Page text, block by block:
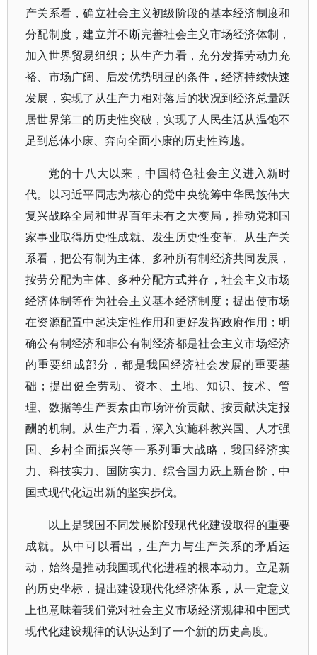
产关系看，确立社会主义初级阶段的基本经济制度和
分配制度，建立并不断完善社会主义市场经济体制，
加入世界贸易组织；从生产力看，充分发挥劳动力充
裕、市场广阔、后发优势明显的条件，经济持续快速
发展，实现了从生产力相对落后的状况到经济总量跃
居世界第二的历史性突破，实现了人民生活从温饱不
足到总体小康、奔向全面小康的历史性跨越。
党的十八大以来，中国特色社会主义进入新时
代。以习近平同志为核心的党中央统筹中华民族伟大
复兴战略全局和世界百年未有之大变局，推动党和国
家事业取得历史性成就、发生历史性变革。从生产关
系看，把公有制为主体、多种所有制经济共同发展，
按劳分配为主体、多种分配方式并存，社会主义市场
经济体制等作为社会主义基本经济制度；提出使市场
在资源配置中起决定性作用和更好发挥政府作用；明
确公有制经济和非公有制经济都是社会主义市场经济
的重要组成部分，都是我国经济社会发展的重要基
础；提出健全劳动、资本、土地、知识、技术、管
理、数据等生产要素由市场评价贡献、按贡献决定报
酬的机制。从生产力看，深入实施科教兴国、人才强
国、乡村全面振兴等一系列重大战略，我国经济实
力、科技实力、国防实力、综合国力跃上新台阶，中
国式现代化迈出新的坚实步伐。
以上是我国不同发展阶段现代化建设取得的重要
成就。从中可以看出，生产力与生产关系的矛盾运
动，始终是推动我国现代化进程的根本动力。立足新
的历史坐标，提出建设现代化经济体系，从一定意义
上也意味着我们党对社会主义市场经济规律和中国式
现代化建设规律的认识达到了一个新的历史高度。